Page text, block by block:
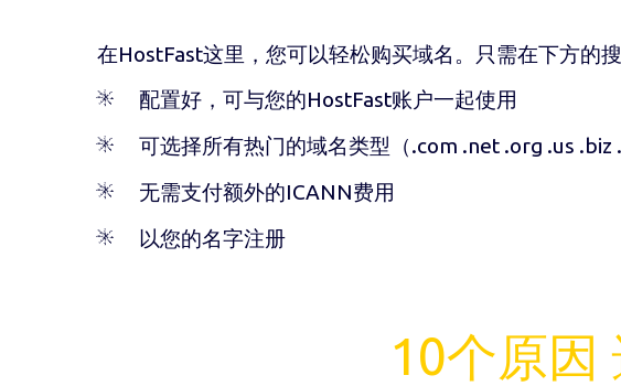
在HostFast这里，您可以轻松购买域名。只需在下方的
配置好，可与您的HostFast账户一起使用
可选择所有热门的域名类型（.com .net .org .us .biz
无需支付额外的ICANN费用
以您的名字注册
10个原因